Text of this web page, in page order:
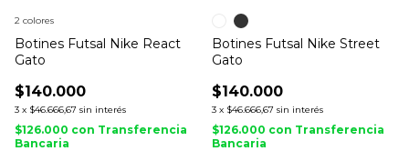
Botines Futsal Nike React
Gato
$140.000
3 x $46.666,67 sin interés
$126.000 con Transferencia
Bancaria
2 colores
Botines Futsal Nike Street
Gato
$140.000
3 x $46.666,67 sin interés
$126.000 con Transferencia
Bancaria